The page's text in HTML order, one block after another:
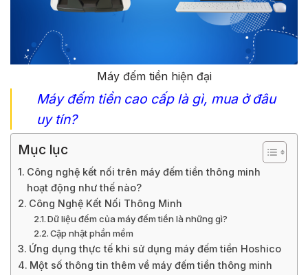
Máy đếm tiền hiện đại
Máy đếm tiền cao cấp là gì, mua ở đâu
uy tín?
Mục lục
Công nghệ kết nối trên máy đếm tiền thông minh
hoạt động như thế nào?
Công Nghệ Kết Nối Thông Minh
Dữ liệu đếm của máy đếm tiền là những gì?
Cập nhật phần mềm
Ứng dụng thực tế khi sử dụng máy đếm tiền Hoshico
Một số thông tin thêm về máy đếm tiền thông minh